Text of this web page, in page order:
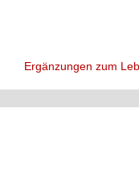
Ergänzungen zum